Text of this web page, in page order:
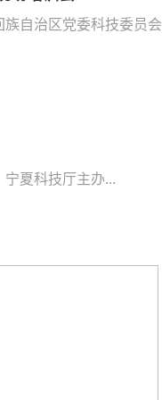
自治区党委科技委员
夏科技厅主办...